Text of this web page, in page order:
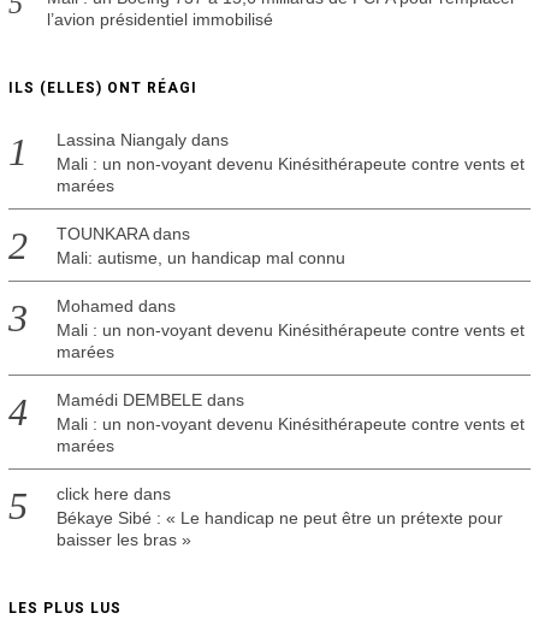
l’avion présidentiel immobilisé
ILS (ELLES) ONT RÉAGI
Lassina Niangalydans
Mali : un non-voyant devenu Kinésithérapeute contre vents et
marées
TOUNKARAdans
Mali: autisme, un handicap mal connu
Mohamed dans
Mali : un non-voyant devenu Kinésithérapeute contre vents et
marées
Mamédi DEMBELEdans
Mali : un non-voyant devenu Kinésithérapeute contre vents et
marées
click here dans
Békaye Sibé : « Le handicap ne peut être un prétexte pour
baisser les bras »
LES PLUS LUS